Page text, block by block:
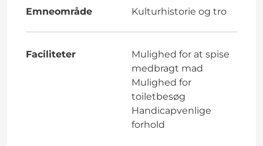
Emneområde Kulturhistorie og tro
Faciliteter
Mulighed for at spise
medbragt mad
Mulighed for
toiletbesøg
Handicapvenlige
forhold